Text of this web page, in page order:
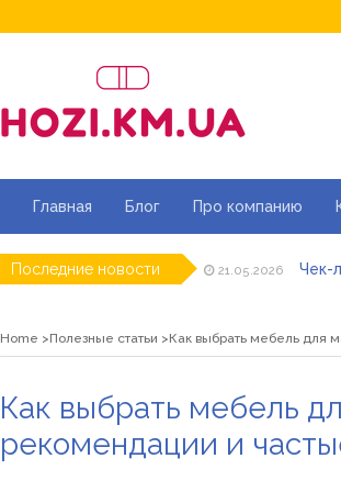
Главная Блог Про компанию
Последние новости 21.05.2026 Чек-
07.05.2026
01.07.2026
Home Полезные статьи Как выбрать мебель для
Как выбрать мебель
рекомендации и